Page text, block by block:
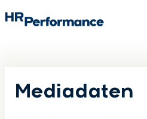
Suchen
Mediadaten